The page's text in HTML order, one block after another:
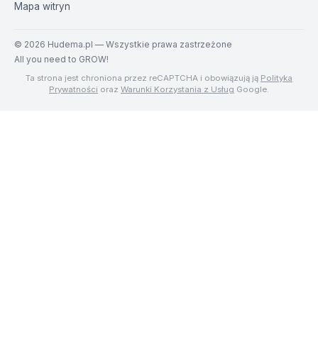
Mapa witryn
© 2026 Hudema.pl — Wszystkie prawa zastrzeżone
All you need to GROW!
Ta strona jest chroniona przez reCAPTCHA i obowiązują ją Polityka
Prywatności oraz Warunki Korzystania z Usług Google.